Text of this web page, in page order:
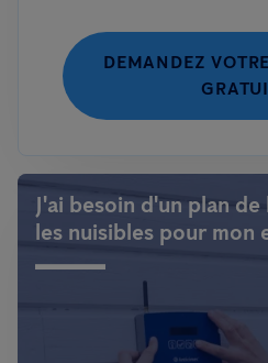
DEMANDEZ
J'ai besoin d'un plan
les nuisibles pour mon